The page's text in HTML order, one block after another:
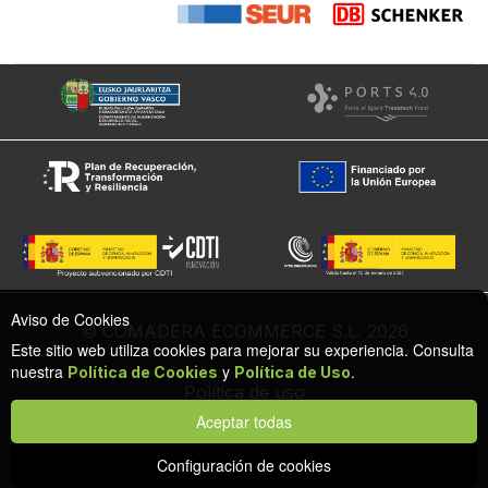
© COMADERA ECOMMERCE S.L. 2026
Política de cookies
Configuración de privacidad y cookies
Protección de datos
Aviso de Cookies
Este sitio web utiliza cookies para mejorar su experiencia. Consulta
nuestra Política de Cookies y Política de Uso.
Aceptar todas
Configuración de cookies